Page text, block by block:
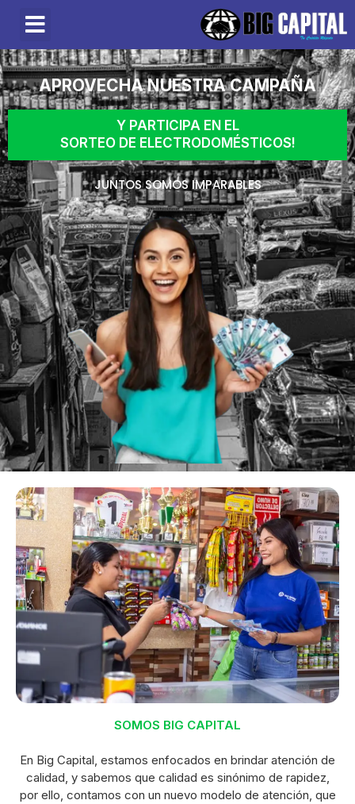
APROVECHA NUESTRA CAMPAÑA
Y PARTICIPA EN EL
SORTEO DE ELECTRODOMÉSTICOS!
JUNTOS SOMOS IMPARABLES
SOMOS BIG CAPITAL
En Big Capital, estamos enfocados en brindar atención de
calidad, y sabemos que calidad es sinónimo de rapidez,
por ello, contamos con un nuevo modelo de atención, que